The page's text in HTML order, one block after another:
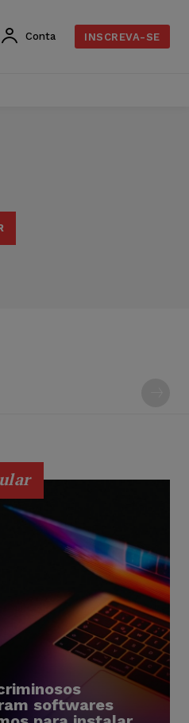
Conta INSCREVA-SE
softwares